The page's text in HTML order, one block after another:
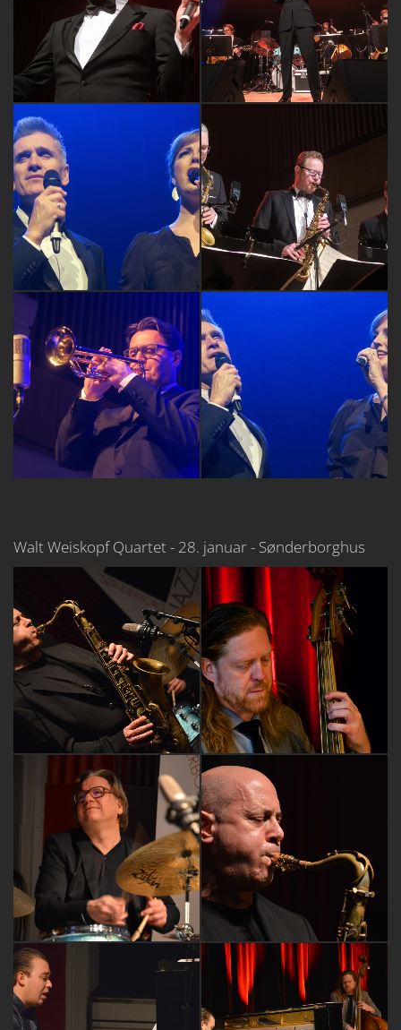
Walt Weiskopf Quartet - 28. januar - Sønderborghus